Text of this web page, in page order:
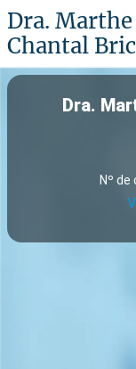
Dra.
Chantal
Dra.
Nº